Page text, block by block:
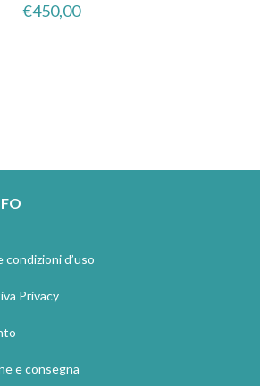
€450,00
condizioni d’uso
Privacy
e consegna